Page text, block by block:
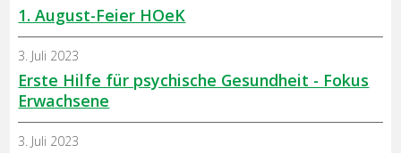
1. August-Feier HOeK
Erste Hilfe für psychische Gesundheit - Fokus
Erwachsene
3. Juli 2023
3. Juli 2023